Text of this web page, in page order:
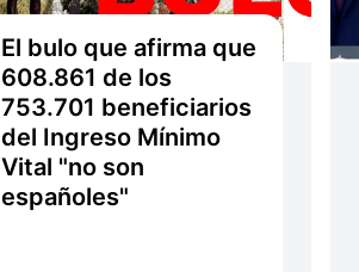
El bulo que afirma que
608.861 de los
753.701 beneficiarios
del Ingreso Mínimo
Vital "no son
españoles"